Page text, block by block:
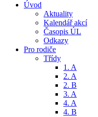
Úvod
Aktuality
Kalendář akcí
Časopis ÚL
Odkazy
Pro rodiče
Třídy
1. A
2. A
2. B
3. A
4. A
4. B